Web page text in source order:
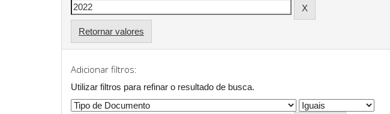
Retornar valores
Adicionar filtros:
Utilizar filtros para refinar o resultado de busca.